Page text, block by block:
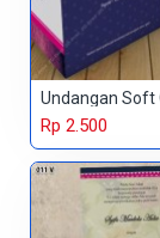
Undangan Soft
Rp 2.500